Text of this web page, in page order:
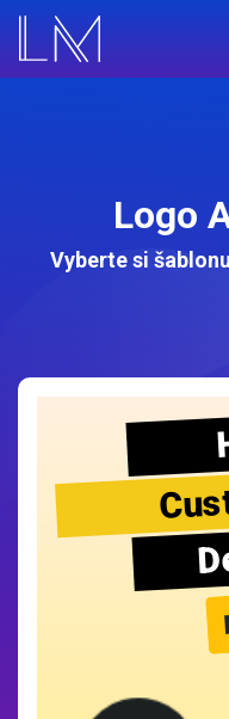
Logo
Vyberte si